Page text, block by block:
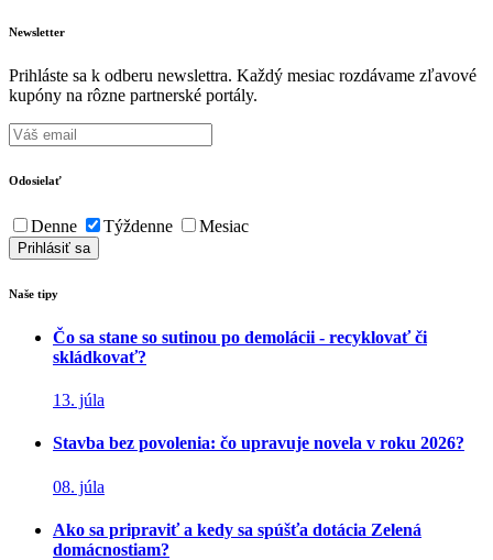
Newsletter
Prihláste sa k odberu newslettra. Každý mesiac rozdávame zľavové
kupóny na rôzne partnerské portály.
Odosielať
Denne Týždenne Mesiac
Naše tipy
Čo sa stane so sutinou po demolácii - recyklovať či
skládkovať?
13. júla
Stavba bez povolenia: čo upravuje novela v roku 2026?
08. júla
Ako sa pripraviť a kedy sa spúšťa dotácia Zelená
domácnostiam?